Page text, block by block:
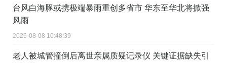
台风白海豚或携极端暴雨重创多省市 华东至华北将掀强
风雨
2026-08-08 10:48:39
老人被城管撞倒后离世亲属质疑记录仪 关键证据缺失引